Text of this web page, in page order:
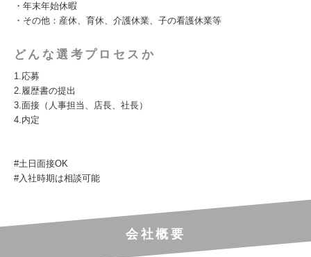
・年末年始休暇
・その他：産休、育休、介護休業、子の看護休業等
どんな選考プロセスか
1.応募
2.履歴書の提出
3.面接（人事担当、店長、社長）
4.内定
#土日面接OK
#入社時期は相談可能
会社概要